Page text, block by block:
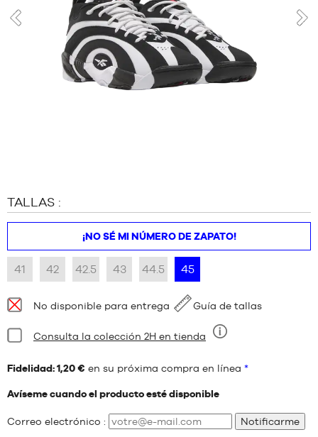
OFERTAS
RELEASES
PREGUNTAS
FRECUENTES
MARCAS
NIÑO
OFERTAS
TALLAS :
¡NO SÉ MI NÚMERO DE ZAPATO!
41 42 42.5 43 44.5 45
Disponibilidad:
No disponible para entrega Guía de tallas
Estado:
Nueve
Consulta la colección 2H en tienda
Fidelidad: 1,20 € en su próxima compra en línea *
Avíseme cuando el producto esté disponible
Correo electrónico : Notificarme